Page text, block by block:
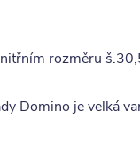
rozměru
Domino je velká